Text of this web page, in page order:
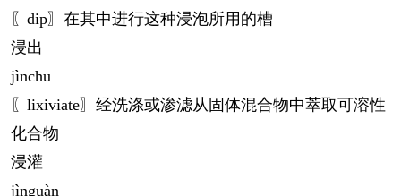
〖dip〗在其中进行这种浸泡所用的槽
浸出
jìnchū
〖lixiviate〗经洗涤或渗滤从固体混合物中萃取可溶性
化合物
浸灌
jìnguàn